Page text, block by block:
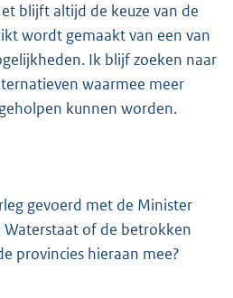
blijft altijd de keuze van de
wordt gemaakt van een van
Ik blijf zoeken naar
waarmee meer
kunnen worden.
gevoerd met de Minister
of de betrokken
provincies hieraan mee?